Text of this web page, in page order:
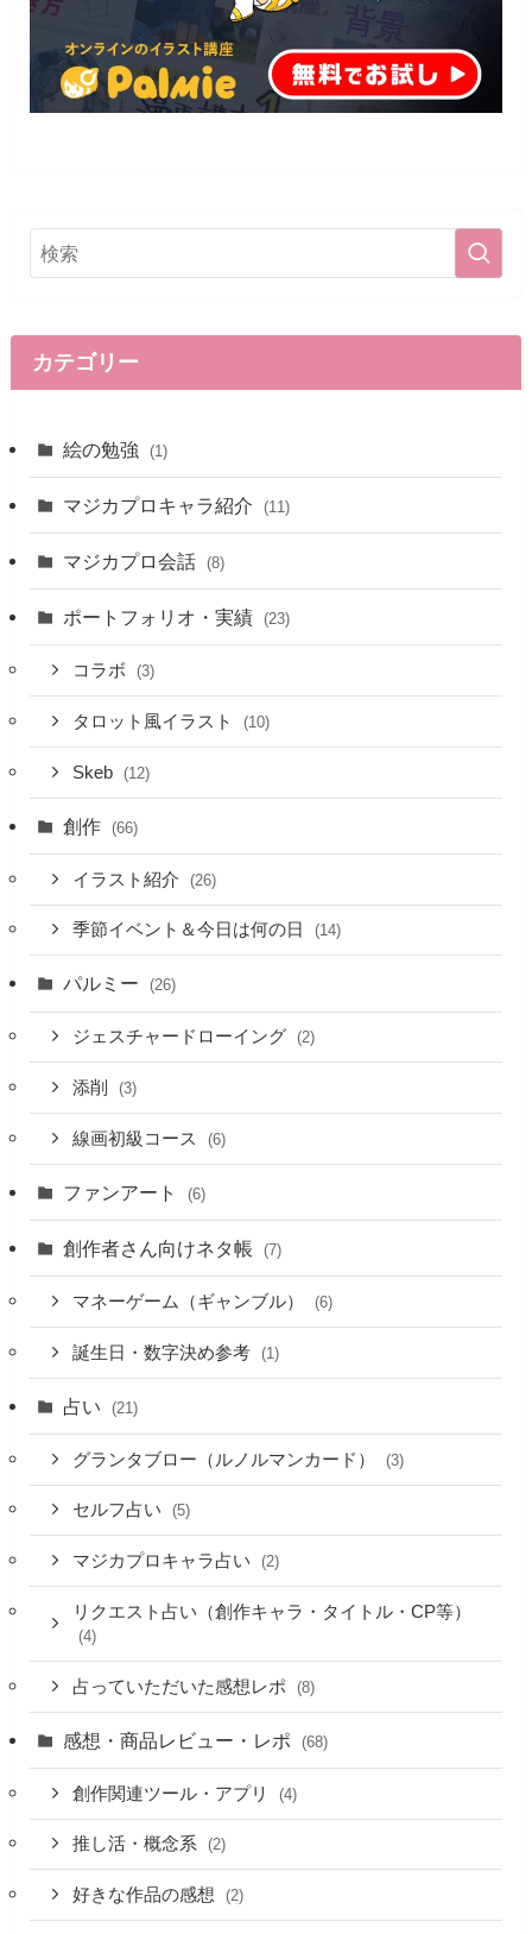
カテゴリー
絵の勉強 (1)
マジカプロキャラ紹介 (11)
マジカプロ会話 (8)
ポートフォリオ・実績 (23)
コラボ (3)
タロット風イラスト (10)
Skeb (12)
創作 (66)
イラスト紹介 (26)
季節イベント＆今日は何の日 (14)
パルミー (26)
ジェスチャードローイング (2)
添削 (3)
線画初級コース (6)
ファンアート (6)
創作者さん向けネタ帳 (7)
マネーゲーム（ギャンブル） (6)
誕生日・数字決め参考 (1)
占い (21)
グランタブロー（ルノルマンカード） (3)
セルフ占い (5)
マジカプロキャラ占い (2)
リクエスト占い（創作キャラ・タイトル・CP等）
(4)
占っていただいた感想レポ (8)
感想・商品レビュー・レポ (68)
創作関連ツール・アプリ (4)
推し活・概念系 (2)
好きな作品の感想 (2)